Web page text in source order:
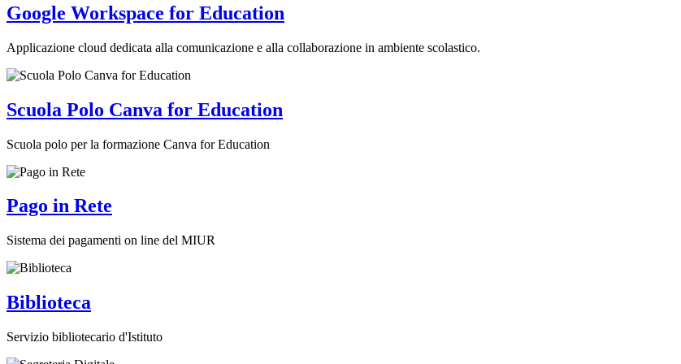
Google Workspace for Education
Applicazione cloud dedicata alla comunicazione e alla collaborazione in ambiente scolastico.
Scuola Polo Canva for Education
Scuola polo per la formazione Canva for Education
Pago in Rete
Sistema dei pagamenti on line del MIUR
Biblioteca
Servizio bibliotecario d'Istituto